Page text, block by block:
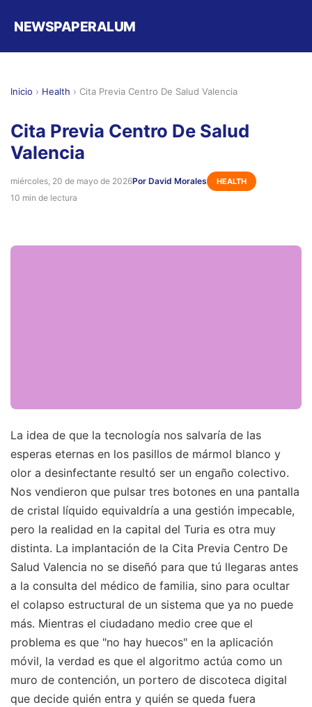
NEWSPAPERALUM
Inicio › Health › Cita Previa Centro De Salud Valencia
Cita Previa Centro De Salud
Valencia
miércoles, 20 de mayo de 2026Por David Morales HEALTH
10 min de lectura
La idea de que la tecnología nos salvaría de las
esperas eternas en los pasillos de mármol blanco y
olor a desinfectante resultó ser un engaño colectivo.
Nos vendieron que pulsar tres botones en una pantalla
de cristal líquido equivaldría a una gestión impecable,
pero la realidad en la capital del Turia es otra muy
distinta. La implantación de la Cita Previa Centro De
Salud Valencia no se diseñó para que tú llegaras antes
a la consulta del médico de familia, sino para ocultar
el colapso estructural de un sistema que ya no puede
más. Mientras el ciudadano medio cree que el
problema es que "no hay huecos" en la aplicación
móvil, la verdad es que el algoritmo actúa como un
muro de contención, un portero de discoteca digital
que decide quién entra y quién se queda fuera